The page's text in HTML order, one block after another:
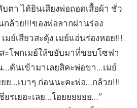
ตา ได้ยินเสียงพ่อถอดเสื้อผ้า ชั่ว
ล้วย!!!ของพ่อลากผ่านร่อง
มย์เสียวสะดุ้ง เมย์แอ่นร่องหอย!!!
ะโพกเมย์ให้ขยับมาที่ขอบโซฟา
ดันเข้ามาเลยสิคะพ่อขา…เมย์
ย…เบาๆ ก่อนนะคะพ่อ…กล้วย!!!
รเยอะเลย…โอยยยยยย…”